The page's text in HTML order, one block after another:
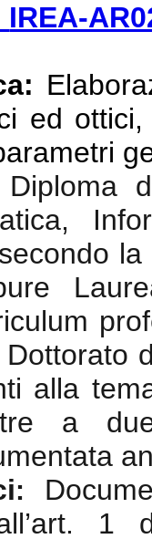
IREA-
ed
Diploma
alla
a
:
1